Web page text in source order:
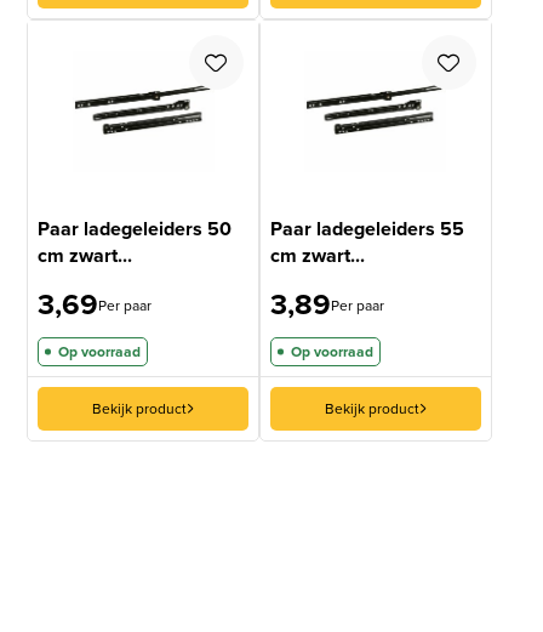
Paar ladegeleiders 50
cm zwart...
3,69Per paar
Op voorraad
Bekijk product
Paar ladegeleiders 55
cm zwart...
3,89Per paar
Op voorraad
Bekijk product